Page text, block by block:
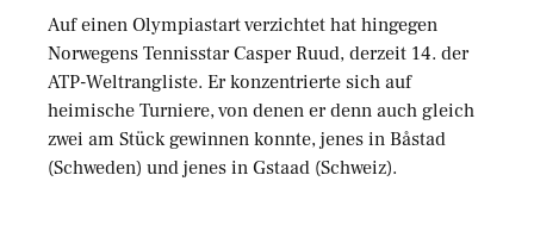
Auf einen Olympiastart verzichtet hat hingegen
Norwegens Tennisstar Casper Ruud, derzeit 14. der
ATP-Weltrangliste. Er konzentrierte sich auf
heimische Turniere, von denen er denn auch gleich
zwei am Stück gewinnen konnte, jenes in Båstad
(Schweden) und jenes in Gstaad (Schweiz).